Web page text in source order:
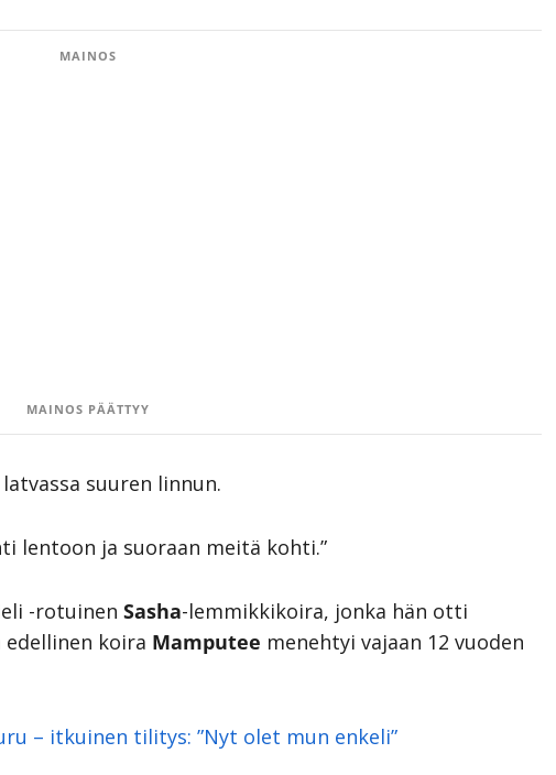
MAINOS
MAINOS PÄÄTTYY
suuren linnun.
lentoon ja suoraan meitä kohti.”
-rotuinen Sasha-lemmikkikoira, jonka hän otti
edellinen koira Mamputee menehtyi vajaan 12 vuoden
– itkuinen tilitys: ”Nyt olet mun enkeli”